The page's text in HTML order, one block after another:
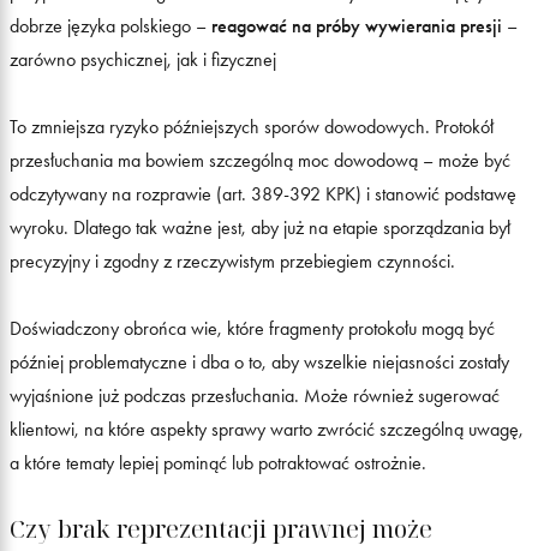
dobrze języka polskiego – reagować na próby wywierania presji –
zarówno psychicznej, jak i fizycznej
To zmniejsza ryzyko późniejszych sporów dowodowych. Protokół
przesłuchania ma bowiem szczególną moc dowodową – może być
odczytywany na rozprawie (art. 389-392 KPK) i stanowić podstawę
wyroku. Dlatego tak ważne jest, aby już na etapie sporządzania był
precyzyjny i zgodny z rzeczywistym przebiegiem czynności.
Doświadczony obrońca wie, które fragmenty protokołu mogą być
później problematyczne i dba o to, aby wszelkie niejasności zostały
wyjaśnione już podczas przesłuchania. Może również sugerować
klientowi, na które aspekty sprawy warto zwrócić szczególną uwagę,
a które tematy lepiej pominąć lub potraktować ostrożnie.
Czy brak reprezentacji prawnej może